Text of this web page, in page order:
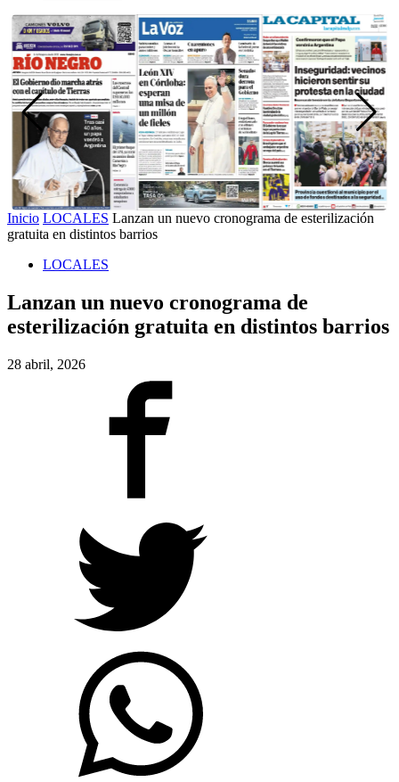
Inicio LOCALES Lanzan un nuevo cronograma de esterilización
gratuita en distintos barrios
LOCALES
Lanzan un nuevo cronograma de
esterilización gratuita en distintos barrios
28 abril, 2026